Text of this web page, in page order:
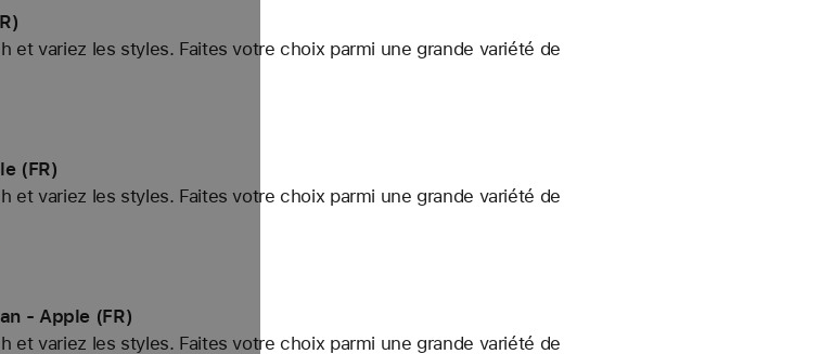
et variez les styles. Faites votre choix parmi une grande variété de
(FR)
et variez les styles. Faites votre choix parmi une grande variété de
- Apple (FR)
et variez les styles. Faites votre choix parmi une grande variété de